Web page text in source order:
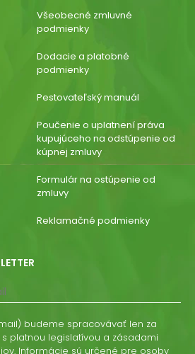
Všeobecné zmluvné
podmienky
Dodacie a platobné
podmienky
Pestovateľský manuál
Poučenie o uplatnení práva
kupujúceho na odstúpenie od
kúpnej zmluvy
Formulár na ostúpenie od
zmluvy
Reklamačné podmienky
budeme spracovávať len za
platnou legislatívou a zásadami
Informácie sú určené pre osoby